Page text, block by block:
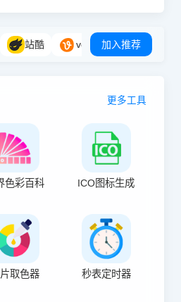
站酷 vecteezy加入推荐
更多工具
色彩百科 ICO图标生成
取色器 秒表定时器